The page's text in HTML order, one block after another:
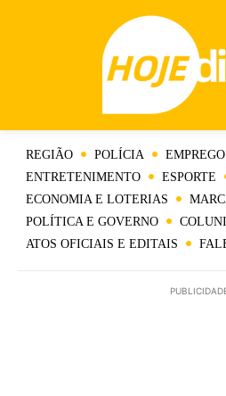
REGIÃO POLÍCIA
ENTRETENIMENTO
ESPORTE
ECONOMIA E LOTERIAS
POLÍTICA E GOVERNO
ATOS OFICIAIS E EDITAIS